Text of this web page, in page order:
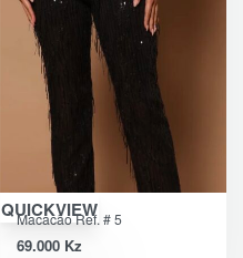
QUICKVIEW
Macacão Ref. # 5
69.000 Kz